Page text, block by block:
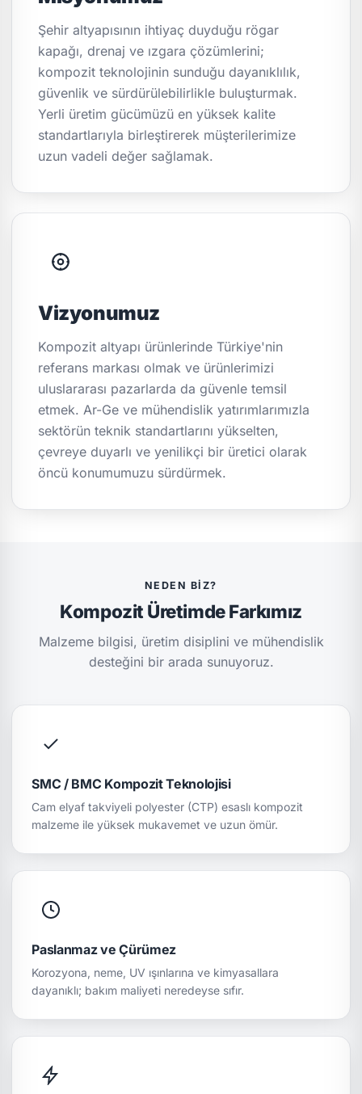
Şehir altyapısının ihtiyaç duyduğu rögar
kapağı, drenaj ve ızgara çözümlerini;
kompozit teknolojinin sunduğu dayanıklılık,
güvenlik ve sürdürülebilirlikle buluşturmak.
Yerli üretim gücümüzü en yüksek kalite
standartlarıyla birleştirerek müşterilerimize
uzun vadeli değer sağlamak.
Vizyonumuz
Kompozit altyapı ürünlerinde Türkiye'nin
referans markası olmak ve ürünlerimizi
uluslararası pazarlarda da güvenle temsil
etmek. Ar-Ge ve mühendislik yatırımlarımızla
sektörün teknik standartlarını yükselten,
çevreye duyarlı ve yenilikçi bir üretici olarak
öncü konumumuzu sürdürmek.
NEDEN BIZ?
Kompozit Üretimde Farkımız
Malzeme bilgisi, üretim disiplini ve mühendislik
desteğini bir arada sunuyoruz.
SMC / BMC Kompozit Teknolojisi
Cam elyaf takviyeli polyester (CTP) esaslı kompozit
malzeme ile yüksek mukavemet ve uzun ömür.
Paslanmaz ve Çürümez
Korozyona, neme, UV ışınlarına ve kimyasallara
dayanıklı; bakım maliyeti neredeyse sıfır.